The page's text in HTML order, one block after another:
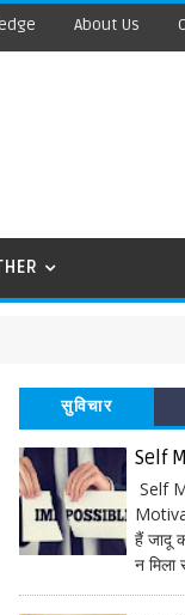
About Us
सुविचार
Self
Self
हैं जादू
न मिला